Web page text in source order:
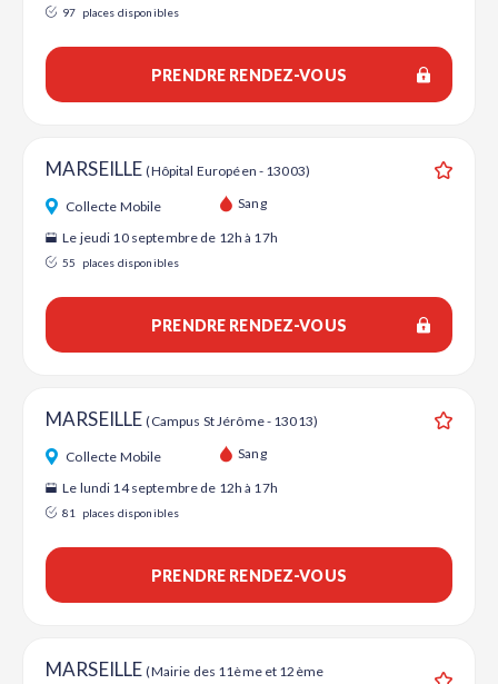
97 places disponibles
PRENDRE RENDEZ-VOUS
MARSEILLE(Hôpital Européen - 13003)
Collecte Mobile Sang
Le jeudi 10 septembre de 12h à 17h
55 places disponibles
PRENDRE RENDEZ-VOUS
MARSEILLE(Campus St Jérôme - 13013)
Collecte Mobile Sang
Le lundi 14 septembre de 12h à 17h
81 places disponibles
PRENDRE RENDEZ-VOUS
MARSEILLE(Mairie des 11ème et 12ème